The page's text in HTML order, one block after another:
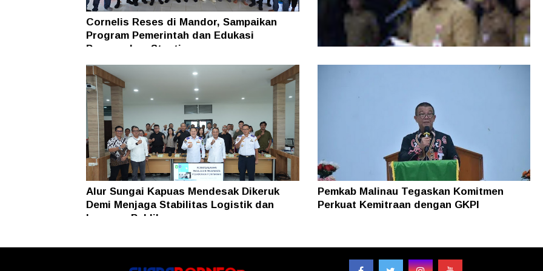
Cornelis Reses di Mandor, Sampaikan
Program Pemerintah dan Edukasi
Pencegahan Stunting
Di Tengah Efisiensi Anggaran, Pemprov
Kaltara Pastikan TPP ASN Tetap Dibayar
Alur Sungai Kapuas Mendesak Dikeruk
Demi Menjaga Stabilitas Logistik dan
Layanan Publik
Pemkab Malinau Tegaskan Komitmen
Perkuat Kemitraan dengan GKPI